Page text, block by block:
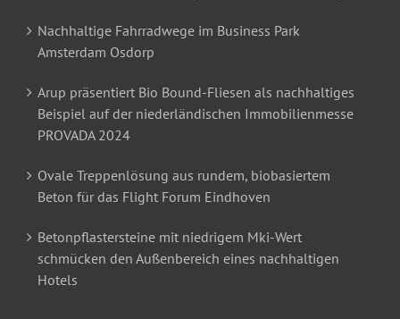
Nachhaltige Fahrradwege im Business Park
Amsterdam Osdorp
Arup präsentiert Bio Bound-Fliesen als nachhaltiges
Beispiel auf der niederländischen Immobilienmesse
PROVADA 2024
Ovale Treppenlösung aus rundem, biobasiertem
Beton für das Flight Forum Eindhoven
Betonpflastersteine mit niedrigem Mki-Wert
schmücken den Außenbereich eines nachhaltigen
Hotels